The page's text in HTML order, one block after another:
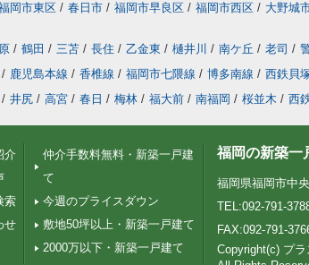
岡市東区 / 春日市 / 福岡市早良区 / 福岡市西区 / 大野城
/ 鶴田 / 三苫 / 長住 / 乙金東 / 樋井川 / 南ケ丘 / 老司 /
/ 鹿児島本線 / 香椎線 / 福岡市七隈線 / 博多南線 / 西鉄貝
/ 井尻 / 高宮 / 春日 / 梅林 / 福大前 / 南福岡 / 桜並木 / 西
介
索
せ
仲介手数料無料・新築一戸建
て
今週のプライスダウン
敷地50坪以上・新築一戸建て
2000万以下・新築一戸建て
福岡の新築一
福岡県福岡市中
TEL:092-791-
FAX:092-791-
Copyright(c) プ